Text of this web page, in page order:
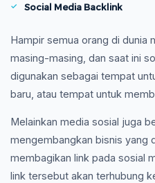
Social Media Backlink
Hampir semua orang di dunia
masing-masing, dan saat ini
digunakan sebagai tempat
baru, atau tempat untuk
Melainkan media sosial juga
mengembangkan bisnis yang
membagikan link pada sosial
link tersebut akan terhubung